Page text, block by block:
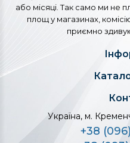
або місяці. Так само ми не
площ у магазинах,
приємно
Україна, м.
+38